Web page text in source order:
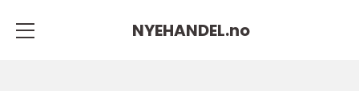
NYEHANDEL.no